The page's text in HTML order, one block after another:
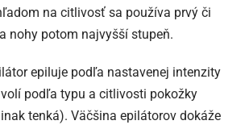
na citlivosť sa používa prvý či
nohy potom najvyšší stupeň.
epiluje podľa nastavenej intenzity
podľa typu a citlivosti pokožky
tenká). Väčšina epilátorov dokáže